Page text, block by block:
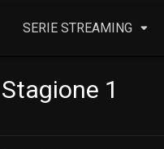
SERIE STREAMING
1